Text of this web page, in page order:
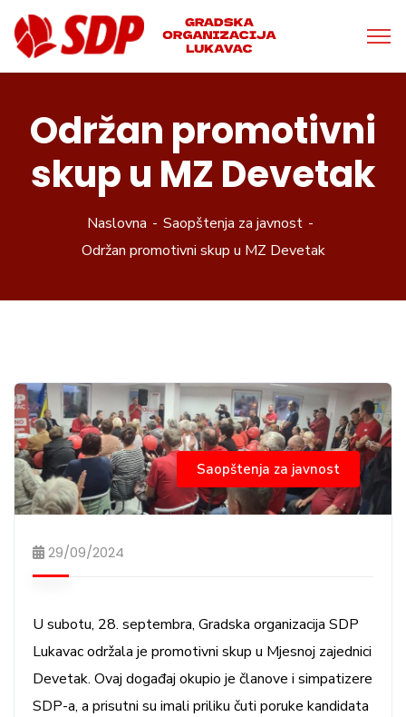
Održan promotivni
skup u MZ Devetak
Naslovna
Saopštenja za javnost
Održan promotivni skup u MZ Devetak
Saopštenja za javnost
29/09/2024
U subotu, 28. septembra, Gradska organizacija SDP
Lukavac održala je promotivni skup u Mjesnoj zajednici
Devetak. Ovaj događaj okupio je članove i simpatizere
SDP-a, a prisutni su imali priliku čuti poruke kandidata